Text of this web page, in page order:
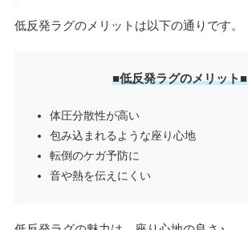
低反発ラグのメリットは以下の通りです。
■低反発ラグのメリット■
体圧分散性が高い
包み込まれるような座り心地
転倒のケガ予防に
音や熱を伝えにくい